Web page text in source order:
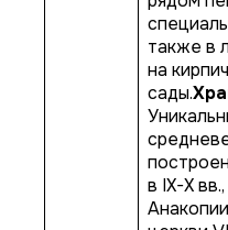
также в
на
сады.
в IX-X